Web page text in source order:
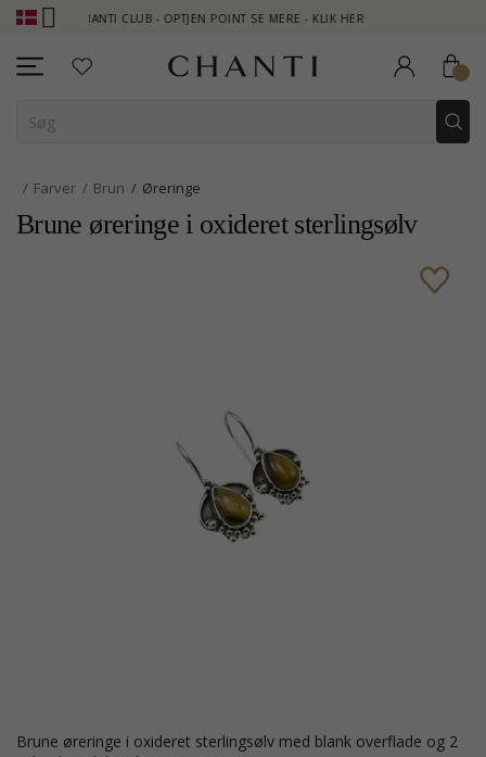
CHANTI CLUB - OPTJEN POINT SE MERE - KLIK HER
Farver Brun Øreringe
Brune øreringe i oxideret sterlingsølv
brune øreringe i oxideret sterlingsølv med blank overflade og 2